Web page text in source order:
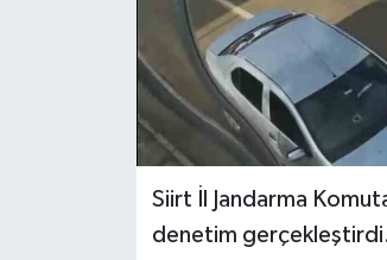
Siirt İl Jandarma
denetim